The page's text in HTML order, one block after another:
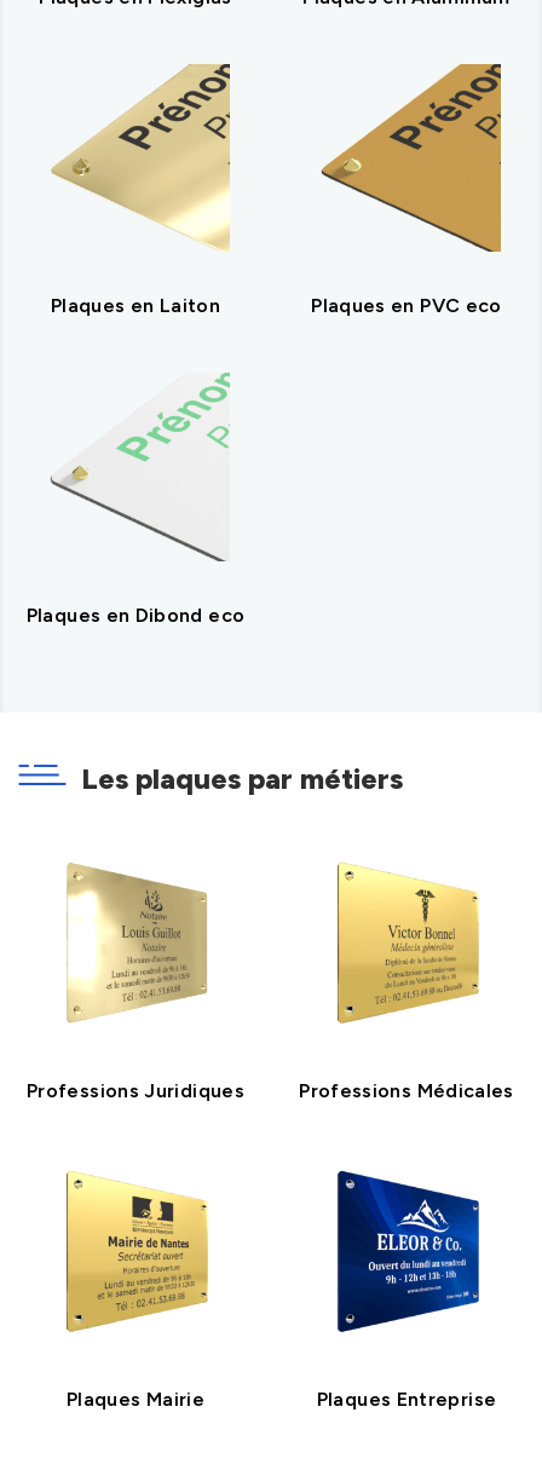
Plaques en Laiton Plaques en PVC eco
Plaques en Dibond eco
Les plaques par métiers
Professions Juridiques Professions Médicales
Plaques Mairie Plaques Entreprise